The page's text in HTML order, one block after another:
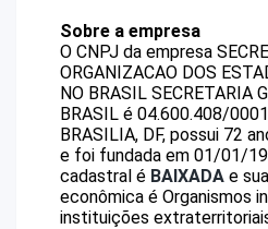
Sobre a empresa
O CNPJ da empresa
ORGANIZACAO DOS
NO BRASIL SECRETARIA
BRASIL é 04.600.408/
BRASILIA, DF, possui 72
e foi fundada em 01/01/
cadastral é BAIXADA e
econômica é Organismos
instituições